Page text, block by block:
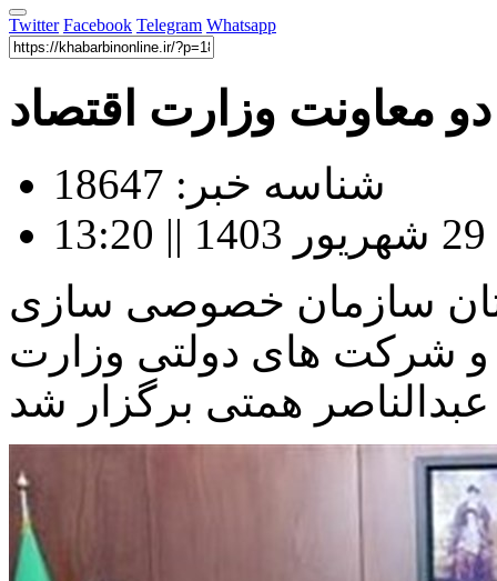
Twitter Facebook Telegram Whatsapp
معاونت وزارت اقتصاد
شناسه خبر: 18647
سازمان خصوصی سازی
و شرکت های دولتی وزارت